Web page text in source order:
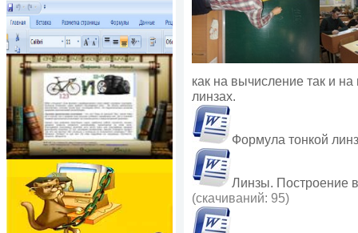
как на вычисление так и
линзах.
Формула тонкой
Линзы. Построение
(cкачиваний: 95)